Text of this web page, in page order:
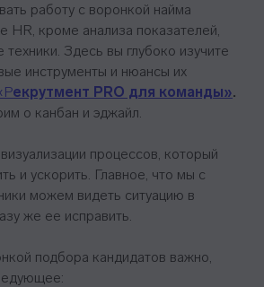
работу с воронкой найма
HR, кроме анализа показателей,
Здесь вы глубоко изучите
инструменты и нюансы их
екрутмент PRO для команды».
о канбан и эджайл.
процессов, который
и ускорить. Главное, что мы с
можем видеть ситуацию в
же ее исправить.
подбора кандидатов важно,
topcareer Помогаем
вне IT
внимание
У вас